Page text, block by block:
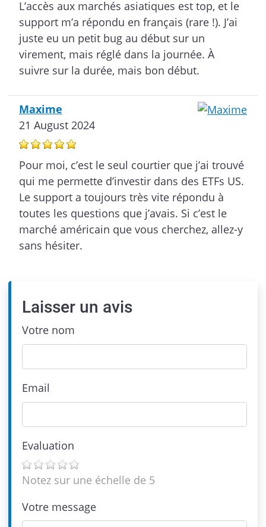
L’accès aux marchés asiatiques est top, et le
support m’a répondu en français (rare !). J’ai
juste eu un petit bug au début sur un
virement, mais réglé dans la journée. À
suivre sur la durée, mais bon début.
Maxime
21 August 2024
Pour moi, c’est le seul courtier que j’ai trouvé
qui me permette d’investir dans des ETFs US.
Le support a toujours très vite répondu à
toutes les questions que j’avais. Si c’est le
marché américain que vous cherchez, allez-y
sans hésiter.
Laisser un avis
Votre nom
Email
Evaluation
Notez sur une échelle de 5
Votre message